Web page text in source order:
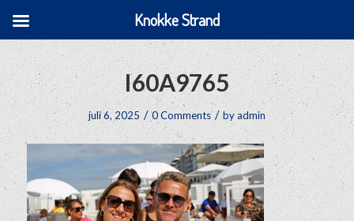
I60A9765
juli 6, 2025 / 0 Comments / byadmin
Knokke Strand